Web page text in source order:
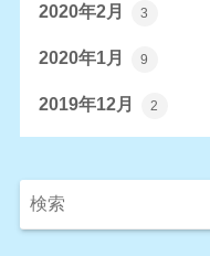
2020年2月 3
2020年1月 9
2019年12月 2